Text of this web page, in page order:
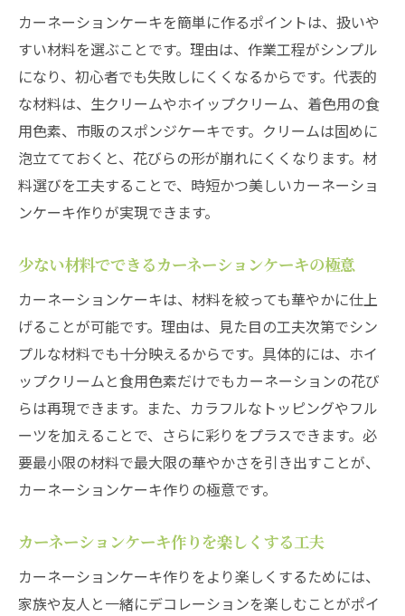
カーネーションケーキを簡単に作るポイントは、扱いや
すい材料を選ぶことです。理由は、作業工程がシンプル
になり、初心者でも失敗しにくくなるからです。代表的
な材料は、生クリームやホイップクリーム、着色用の食
用色素、市販のスポンジケーキです。クリームは固めに
泡立てておくと、花びらの形が崩れにくくなります。材
料選びを工夫することで、時短かつ美しいカーネーショ
ンケーキ作りが実現できます。
少ない材料でできるカーネーションケーキの極意
カーネーションケーキは、材料を絞っても華やかに仕上
げることが可能です。理由は、見た目の工夫次第でシン
プルな材料でも十分映えるからです。具体的には、ホイ
ップクリームと食用色素だけでもカーネーションの花び
らは再現できます。また、カラフルなトッピングやフル
ーツを加えることで、さらに彩りをプラスできます。必
要最小限の材料で最大限の華やかさを引き出すことが、
カーネーションケーキ作りの極意です。
カーネーションケーキ作りを楽しくする工夫
カーネーションケーキ作りをより楽しくするためには、
家族や友人と一緒にデコレーションを楽しむことがポイ